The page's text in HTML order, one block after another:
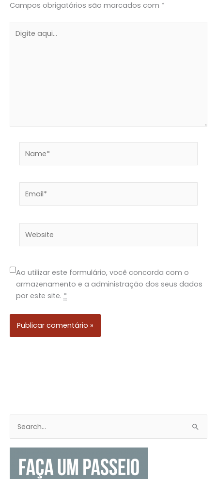
Campos obrigatórios são marcados com *
aqui...
Ao utilizar este formulário, você concorda com o
armazenamento e a administração dos seus dados
por este site. *
s